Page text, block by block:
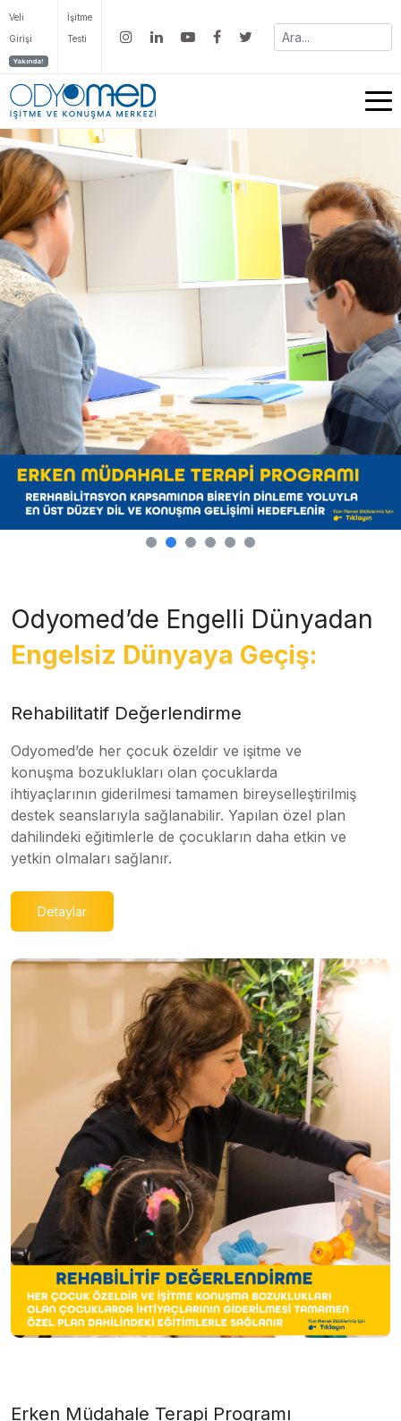
Veli
Girişi
Yakında!
İşitme
Testi
Odyomed’de Engelli Dünyadan
Engelsiz Dünyaya Geçiş:
Rehabilitatif Değerlendirme
Odyomed’de her çocuk özeldir ve işitme ve
konuşma bozuklukları olan çocuklarda
ihtiyaçlarının giderilmesi tamamen bireyselleştirilmiş
destek seanslarıyla sağlanabilir. Yapılan özel plan
dahilindeki eğitimlerle de çocukların daha etkin ve
yetkin olmaları sağlanır.
Detaylar
Erken Müdahale Terapi Programı